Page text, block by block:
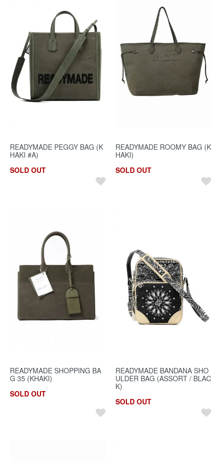
READYMADE PEGGY BAG (K
HAKI #A)
SOLD OUT
READYMADE ROOMY BAG (K
HAKI)
SOLD OUT
READYMADE SHOPPING BA
G 35 (KHAKI)
SOLD OUT
READYMADE BANDANA SHO
ULDER BAG (ASSORT / BLAC
K)
SOLD OUT